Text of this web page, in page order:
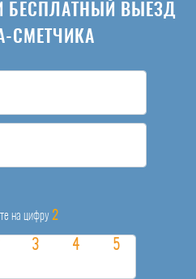
БЕСПЛАТНЫЙ ВЫЕЗД
СМЕТЧИКА
на цифру 2